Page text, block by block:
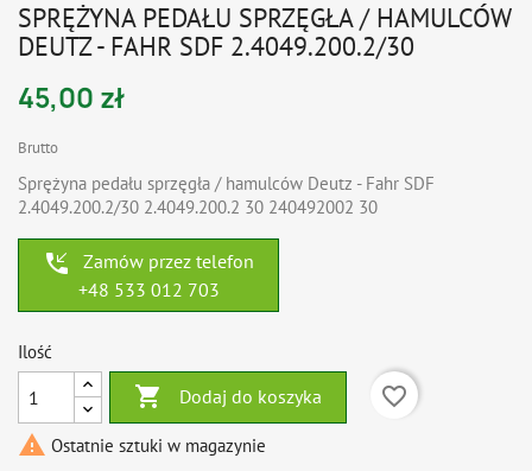
SPRĘŻYNA PEDAŁU SPRZĘGŁA / HAMULCÓW
DEUTZ - FAHR SDF 2.4049.200.2/30
45,00 zł
Brutto
Sprężyna pedału sprzęgła / hamulców Deutz - Fahr SDF
2.4049.200.2/30 2.4049.200.2 30 240492002 30
phone_callback
Zamów przez telefon
+48 533 012 703
Ilość
 Dodaj do koszyka
favorite_border
 Ostatnie sztuki w magazynie